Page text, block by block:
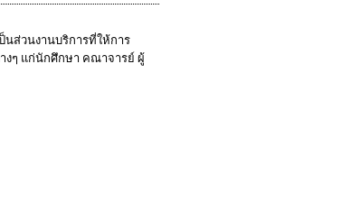
นส่วนงานบริการที่ให้การ
งๆ แก่นักศึกษา คณาจารย์ ผู้